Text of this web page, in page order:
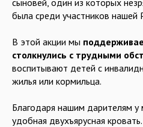
сыновей, один из которых
была среди участников нашей
В этой акции мы
столкнулись с трудными
воспитывают детей с
жилья или кормильца.
Благодаря нашим дарителям у
удобная двухъярусная